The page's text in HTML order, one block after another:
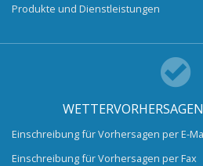
Produkte und Dienstleistungen
Einschreibung für Vorhersagen per E-
Einschreibung für Vorhersagen per Fax